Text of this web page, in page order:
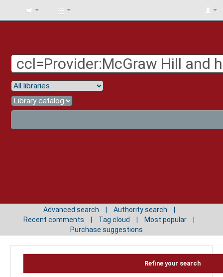
BIBLIOTECA
Advanced search
Authority search
Recent comments
Tag cloud
Most popular
Purchase suggestions
Refine your search